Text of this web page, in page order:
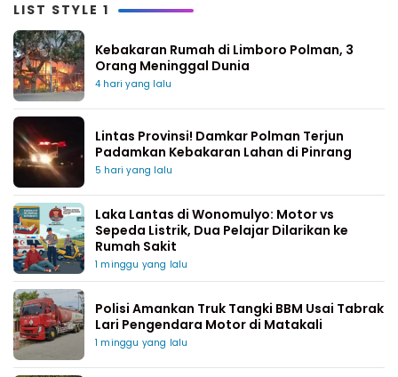
LIST STYLE 1
Kebakaran Rumah di Limboro Polman, 3
Orang Meninggal Dunia
4 hari yang lalu
Lintas Provinsi! Damkar Polman Terjun
Padamkan Kebakaran Lahan di Pinrang
5 hari yang lalu
Laka Lantas di Wonomulyo: Motor vs
Sepeda Listrik, Dua Pelajar Dilarikan ke
Rumah Sakit
1 minggu yang lalu
Polisi Amankan Truk Tangki BBM Usai Tabrak
Lari Pengendara Motor di Matakali
1 minggu yang lalu